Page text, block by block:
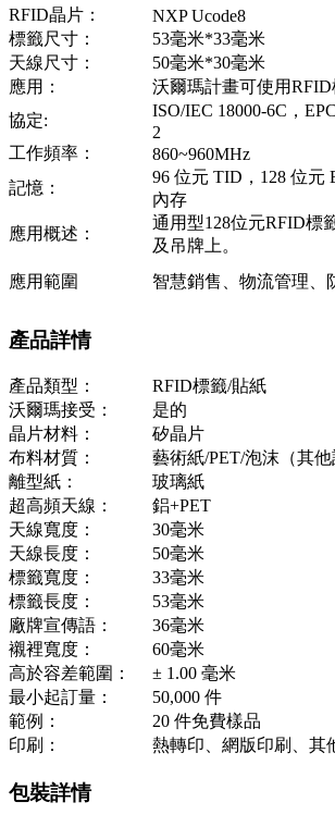
RFID晶片：
NXP Ucode8
標籤尺寸：
53毫米*33毫米
天線尺寸：
50毫米*30毫米
應用：
沃爾瑪計畫可使用RFID
協定:
ISO/IEC 18000-6C，
2
工作頻率：
860~960MHz
記憶：
96 位元 TID，128 位元
內存
應用概述：
通用型128位元RFID標
及吊牌上。
應用範圍
智慧銷售、物流管理、
產品詳情
產品類型：
RFID標籤/貼紙
沃爾瑪接受：
是的
晶片材料：
矽晶片
布料材質：
藝術紙/PET/泡沫（其他
離型紙：
玻璃紙
超高頻天線：
鋁+PET
天線寬度：
30毫米
天線長度：
50毫米
標籤寬度：
33毫米
標籤長度：
53毫米
廠牌宣傳語：
36毫米
襯裡寬度：
60毫米
高於容差範圍：
± 1.00 毫米
最小起訂量：
50,000 件
範例：
20 件免費樣品
印刷：
熱轉印、網版印刷、其
包裝詳情